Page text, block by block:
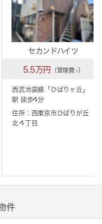
セカンドハイツ
5.5万円 （管理費:-）
西武池袋線「 ひばりヶ丘 」
駅 徒歩4分
住所：西東京市ひばりが丘
北４丁目
件